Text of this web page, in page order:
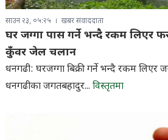
साउन २३, ०५:२५ खबर संवाददाता
घर जग्गा पास गर्ने भन्दै रकम लिएर
कुँवर जेल चलान
धनगढी: घरजग्गा बिक्री गर्ने भन्दै रकम लिएर
धनगढीका जगतबहादुर... विस्तृतमा